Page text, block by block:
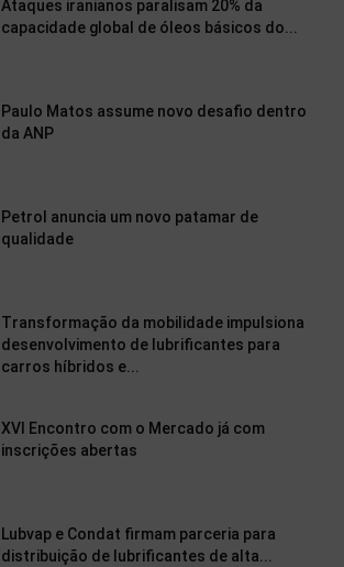
Ataques iranianos paralisam 20% da
capacidade global de óleos básicos do...
Paulo Matos assume novo desafio dentro
da ANP
Petrol anuncia um novo patamar de
qualidade
Transformação da mobilidade impulsiona
desenvolvimento de lubrificantes para
carros híbridos e...
XVI Encontro com o Mercado já com
inscrições abertas
Lubvap e Condat firmam parceria para
distribuição de lubrificantes de alta...